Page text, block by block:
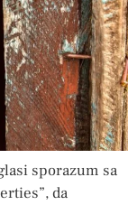
sporazum sa
da